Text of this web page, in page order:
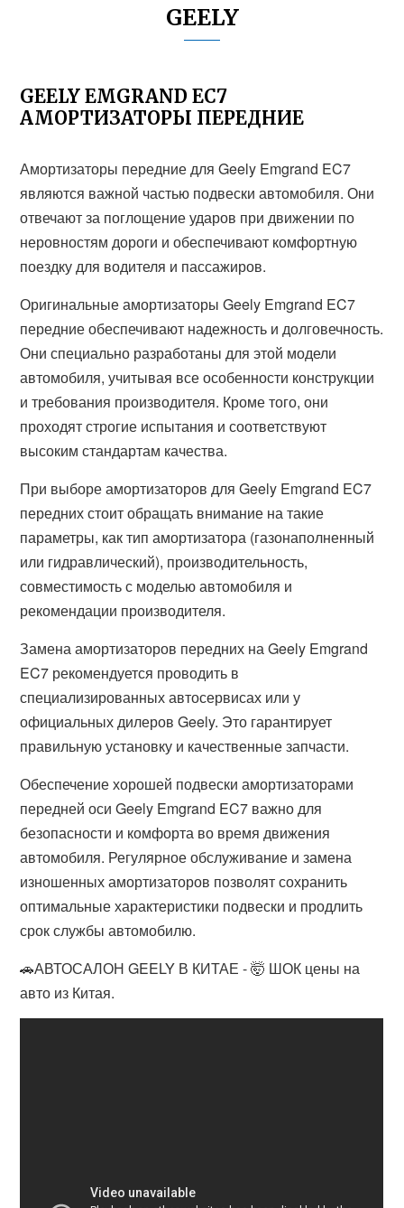
GEELY
GEELY EMGRAND EC7
АМОРТИЗАТОРЫ ПЕРЕДНИЕ
Амортизаторы передние для Geely Emgrand EC7
являются важной частью подвески автомобиля. Они
отвечают за поглощение ударов при движении по
неровностям дороги и обеспечивают комфортную
поездку для водителя и пассажиров.
Оригинальные амортизаторы Geely Emgrand EC7
передние обеспечивают надежность и долговечность.
Они специально разработаны для этой модели
автомобиля, учитывая все особенности конструкции
и требования производителя. Кроме того, они
проходят строгие испытания и соответствуют
высоким стандартам качества.
При выборе амортизаторов для Geely Emgrand EC7
передних стоит обращать внимание на такие
параметры, как тип амортизатора (газонаполненный
или гидравлический), производительность,
совместимость с моделью автомобиля и
рекомендации производителя.
Замена амортизаторов передних на Geely Emgrand
EC7 рекомендуется проводить в
специализированных автосервисах или у
официальных дилеров Geely. Это гарантирует
правильную установку и качественные запчасти.
Обеспечение хорошей подвески амортизаторами
передней оси Geely Emgrand EC7 важно для
безопасности и комфорта во время движения
автомобиля. Регулярное обслуживание и замена
изношенных амортизаторов позволят сохранить
оптимальные характеристики подвески и продлить
срок службы автомобилю.
🚗АВТОСАЛОН GEELY В КИТАЕ - 🤯 ШОК цены на
авто из Китая.